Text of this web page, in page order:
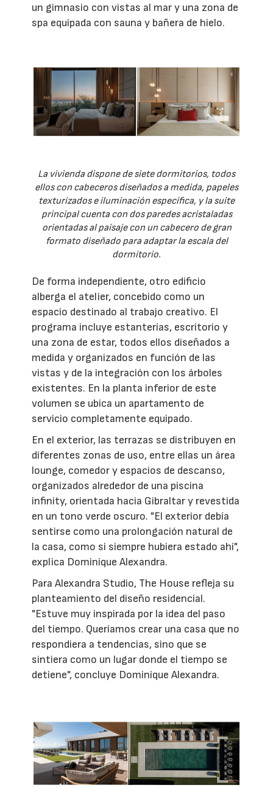
un gimnasio con vistas al mar y una zona de
spa equipada con sauna y bañera de hielo.
La vivienda dispone de siete dormitorios, todos
ellos con cabeceros diseñados a medida, papeles
texturizados e iluminación específica, y la suite
principal cuenta con dos paredes acristaladas
orientadas al paisaje con un cabecero de gran
formato diseñado para adaptar la escala del
dormitorio.
De forma independiente, otro edificio
alberga el atelier, concebido como un
espacio destinado al trabajo creativo. El
programa incluye estanterías, escritorio y
una zona de estar, todos ellos diseñados a
medida y organizados en función de las
vistas y de la integración con los árboles
existentes. En la planta inferior de este
volumen se ubica un apartamento de
servicio completamente equipado.
En el exterior, las terrazas se distribuyen en
diferentes zonas de uso, entre ellas un área
lounge, comedor y espacios de descanso,
organizados alrededor de una piscina
infinity, orientada hacia Gibraltar y revestida
en un tono verde oscuro. "El exterior debía
sentirse como una prolongación natural de
la casa, como si siempre hubiera estado ahí",
explica Dominique Alexandra.
Para Alexandra Studio, The House refleja su
planteamiento del diseño residencial.
"Estuve muy inspirada por la idea del paso
del tiempo. Queríamos crear una casa que no
respondiera a tendencias, sino que se
sintiera como un lugar donde el tiempo se
detiene", concluye Dominique Alexandra.